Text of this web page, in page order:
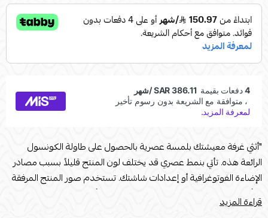
"أثثي غرفة معيشتك بلمسة عصرية بالحصول على طاولة الكونسول
الرائعة هذه. تأتي بنمط عصري قد يختلف لون المنتج قليلاً بسبب مصادر
الإضاءة الفوتوغرافية أو إعدادات شاشتك. تستخدم صور المنتج المرفقة
في أغراض التوضيح فقط. المقاسات :اللون: بني وأسودالخامة: حديد
وخشب ام دي افالطول (سم): 100العرض (سم): 40الإرتفاع (سم): 80
قراءة المزيد